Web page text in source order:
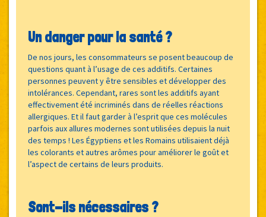
Un danger pour la santé ?
De nos jours, les consommateurs se posent beaucoup de
questions quant à l’usage de ces additifs. Certaines
personnes peuvent y être sensibles et développer des
intolérances. Cependant, rares sont les additifs ayant
effectivement été incriminés dans de réelles réactions
allergiques. Et il faut garder à l’esprit que ces molécules
parfois aux allures modernes sont utilisées depuis la nuit
des temps ! Les Égyptiens et les Romains utilisaient déjà
les colorants et autres arômes pour améliorer le goût et
l’aspect de certains de leurs produits.
Sont-ils nécessaires ?